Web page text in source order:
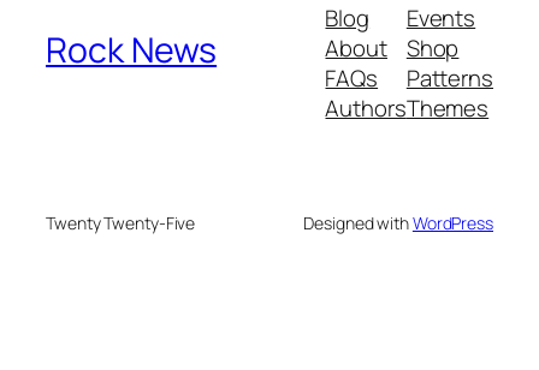
Rock News
Blog
About
FAQs
Authors
Events
Shop
Patterns
Themes
Twenty Twenty-Five Designed withWordPress